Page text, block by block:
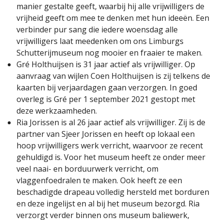
manier gestalte geeft, waarbij hij alle vrijwilligers de
vrijheid geeft om mee te denken met hun ideeën. Een
verbinder pur sang die iedere woensdag alle
vrijwilligers laat meedenken om ons Limburgs
Schutterijmuseum nog mooier en fraaier te maken.
Gré Holthuijsen is 31 jaar actief als vrijwilliger. Op
aanvraag van wijlen Coen Holthuijsen is zij telkens de
kaarten bij verjaardagen gaan verzorgen. In goed
overleg is Gré per 1 september 2021 gestopt met
deze werkzaamheden.
Ria Jorissen is al 26 jaar actief als vrijwilliger. Zij is de
partner van Sjeer Jorissen en heeft op lokaal een
hoop vrijwilligers werk verricht, waarvoor ze recent
gehuldigd is. Voor het museum heeft ze onder meer
veel naai- en borduurwerk verricht, om
vlaggenfoedralen te maken. Ook heeft ze een
beschadigde drapeau volledig hersteld met borduren
en deze ingelijst en al bij het museum bezorgd. Ria
verzorgt verder binnen ons museum baliewerk,